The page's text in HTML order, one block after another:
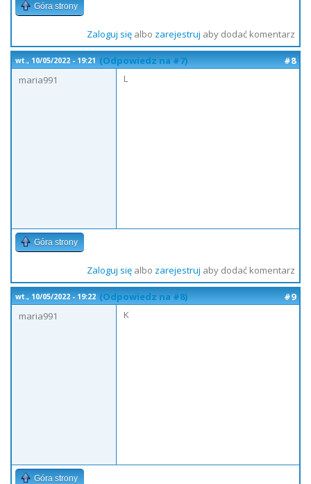
Góra strony
Zaloguj sięalbo zarejestruj aby dodać komentarz
wt., 10/05/2022 - 19:21 (Odpowiedz na #7)
#8
maria991
L
Góra strony
Zaloguj sięalbo zarejestruj aby dodać komentarz
wt., 10/05/2022 - 19:22 (Odpowiedz na #8)
#9
maria991
K
Góra strony